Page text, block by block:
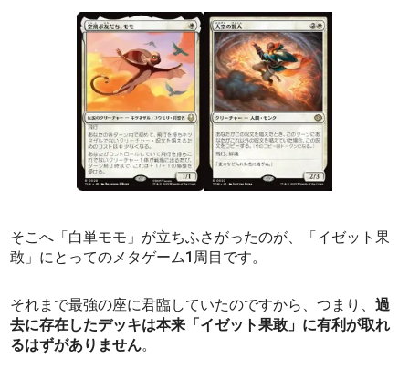
そこへ「白単モモ」が立ちふさがったのが、「イゼット果
敢」にとってのメタゲーム1周目です。
それまで最強の座に君臨していたのですから、つまり、過
去に存在したデッキは本来「イゼット果敢」に有利が取れ
るはずがありません。